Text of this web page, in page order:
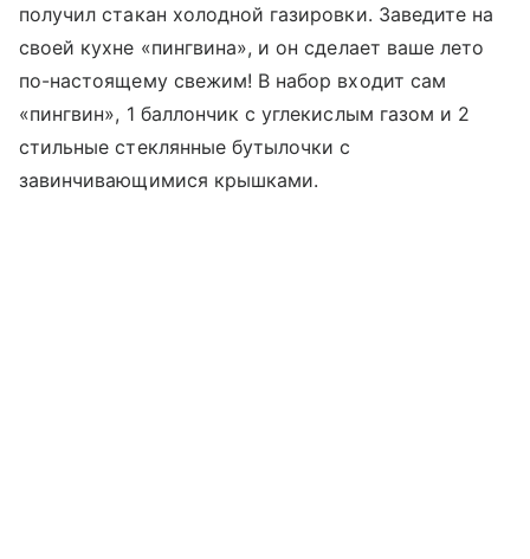
получил стакан холодной газировки. Заведите на
своей кухне «пингвина», и он сделает ваше лето
по-настоящему свежим! В набор входит сам
«пингвин», 1 баллончик с углекислым газом и 2
стильные стеклянные бутылочки с
завинчивающимися крышками.